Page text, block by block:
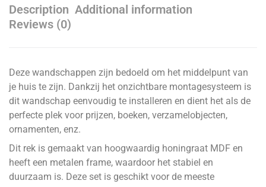
Description Additional information
Reviews (0)
Deze wandschappen zijn bedoeld om het middelpunt van
je huis te zijn. Dankzij het onzichtbare montagesysteem is
dit wandschap eenvoudig te installeren en dient het als de
perfecte plek voor prijzen, boeken, verzamelobjecten,
ornamenten, enz.
Dit rek is gemaakt van hoogwaardig honingraat MDF en
heeft een metalen frame, waardoor het stabiel en
duurzaam is. Deze set is geschikt voor de meeste